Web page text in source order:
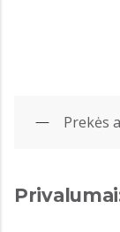
Prekės